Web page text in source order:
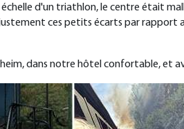
d'un triathlon, le centre était
ces petits écarts par
dans notre hôtel confortable, et